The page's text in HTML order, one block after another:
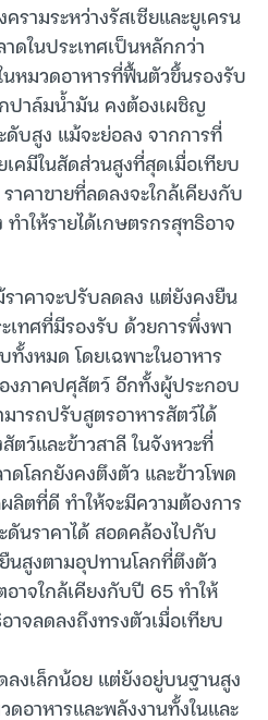
รามระหว่างรัสเซียและยูเครน
ดในประเทศเป็นหลักกว่า
หมวดอาหารที่ฟื้นตัวขึ้นรองรับ
ปาล์มน้ำมัน คงต้องเผชิญ
บสูง แม้จะย่อลง จากการที่
คมีในสัดส่วนสูงที่สุดเมื่อเทียบ
คาขายที่ลดลงจะใกล้เคียงกับ
ำให้รายได้เกษตรกรสุทธิอาจ
ราคาจะปรับลดลง แต่ยังคงยืน
เทศที่มีรองรับ ด้วยการพึ่งพา
ทั้งหมด โดยเฉพาะในอาหาร
งภาคปศุสัตว์ อีกทั้งผู้ประกอบ
ารถปรับสูตรอาหารสัตว์ได้
ตว์และข้าวสาลี ในจังหวะที่
ดโลกยังคงตึงตัว และข้าวโพด
ลิตที่ดี ทำให้จะมีความต้องการ
ดันราคาได้ สอดคล้องไปกับ
สูงตามอุปทานโลกที่ตึงตัว
าจใกล้เคียงกับปี 65 ทำให้
าจลดลงถึงทรงตัวเมื่อเทียบ
ลงเล็กน้อย แต่ยังอยู่บนฐานสูง
อาหารและพลังงานทั้งในและ